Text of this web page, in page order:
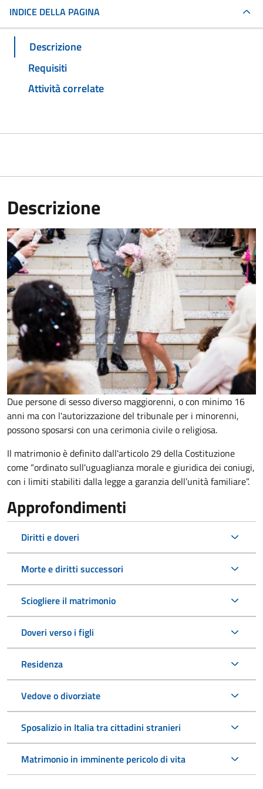
INDICE DELLA PAGINA
Descrizione
Requisiti
Attività correlate
Descrizione
Due persone di sesso diverso maggiorenni, o con minimo 16
anni ma con l'autorizzazione del tribunale per i minorenni,
possono sposarsi con una cerimonia civile o religiosa.
Il matrimonio è definito dall'articolo 29 della Costituzione
come “ordinato sull'uguaglianza morale e giuridica dei coniugi,
con i limiti stabiliti dalla legge a garanzia dell’unità familiare”.
Approfondimenti
Diritti e doveri
Morte e diritti successori
Sciogliere il matrimonio
Doveri verso i figli
Residenza
Vedove o divorziate
Sposalizio in Italia tra cittadini stranieri
Matrimonio in imminente pericolo di vita